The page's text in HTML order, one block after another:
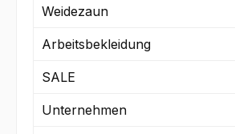
Weidezaun
Arbeitsbekleidung
SALE
Unternehmen